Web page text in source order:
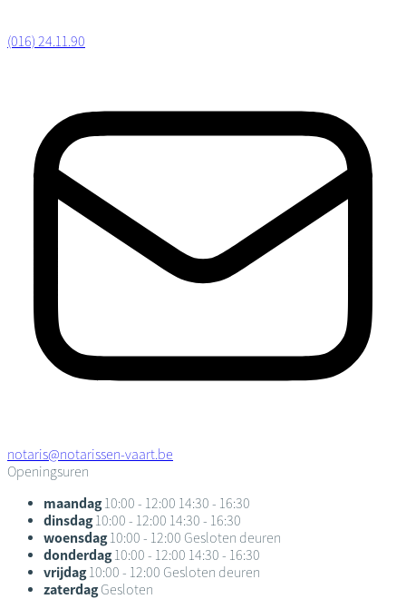
(016) 24.11.90
notaris@notarissen-vaart.be
Openingsuren
maandag 10:00 - 12:00 14:30 - 16:30
dinsdag 10:00 - 12:00 14:30 - 16:30
woensdag 10:00 - 12:00 Gesloten deuren
donderdag 10:00 - 12:00 14:30 - 16:30
vrijdag 10:00 - 12:00 Gesloten deuren
zaterdag Gesloten